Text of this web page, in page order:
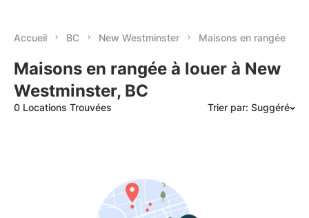
Accueil BC New Westminster Maisons en rangée
Maisons en rangée à louer à New
Westminster, BC
0 Locations Trouvées Trier par: Suggéré
Date: les plus anciens d’abord